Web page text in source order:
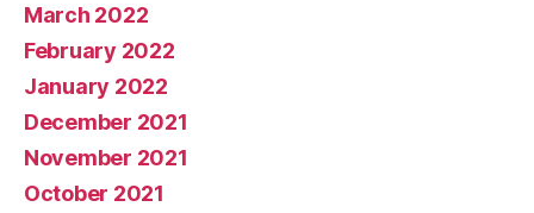
March 2022
February 2022
January 2022
December 2021
November 2021
October 2021